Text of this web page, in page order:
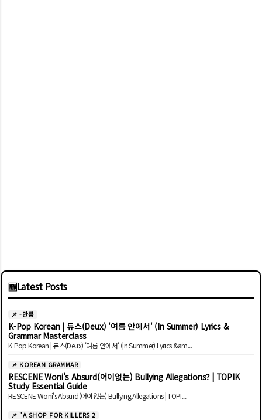
🆕Latest Posts
📌 -만큼
K-Pop Korean | 듀스(Deux) '여름 안에서' (In Summer) Lyrics &
Grammar Masterclass
K-Pop Korean | 듀스(Deux) '여름 안에서' (In Summer) Lyrics &am...
📌 KOREAN GRAMMAR
RESCENE Woni’s Absurd(어이없는) Bullying Allegations? | TOPIK
Study Essential Guide
RESCENE Woni's Absurd(어이없는) Bullying Allegations | TOPI...
📌 "A SHOP FOR KILLERS 2